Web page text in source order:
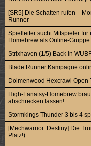
[SR5] Die Schatten rufen –
Runner
Spielleiter sucht Mitspieler für
Homebrew als Online-Gruppe
Strixhaven (1/5) Back in
Blade Runner Kampagne
Dolmenwood Hexcrawl Open
High-Fanatsy-Homebrew
abschrecken lassen!
Stormkings Thunder 3 bis 4
[Mechwarrior: Destiny] Die
Platz!)